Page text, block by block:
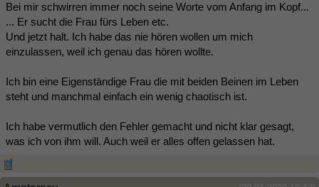
Bei mir schwirren immer noch seine Worte vom Anfang im Kopf...
... Er sucht die Frau fürs Leben etc.
Und jetzt halt. Ich habe das nie hören wollen um mich
einzulassen, weil ich genau das hören wollte.
Ich bin eine Eigenständige Frau die mit beiden Beinen im Leben
steht und manchmal einfach ein wenig chaotisch ist.
Ich habe vermutlich den Fehler gemacht und nicht klar gesagt,
was ich von ihm will. Auch weil er alles offen gelassen hat.